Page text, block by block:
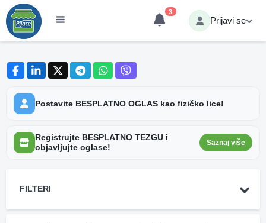
3
Prijavi se
Postavite BESPLATNO OGLAS kao fizičko lice!
Registrujte BESPLATNO TEZGU i
objavljujte oglase!
Saznaj više
FILTERI